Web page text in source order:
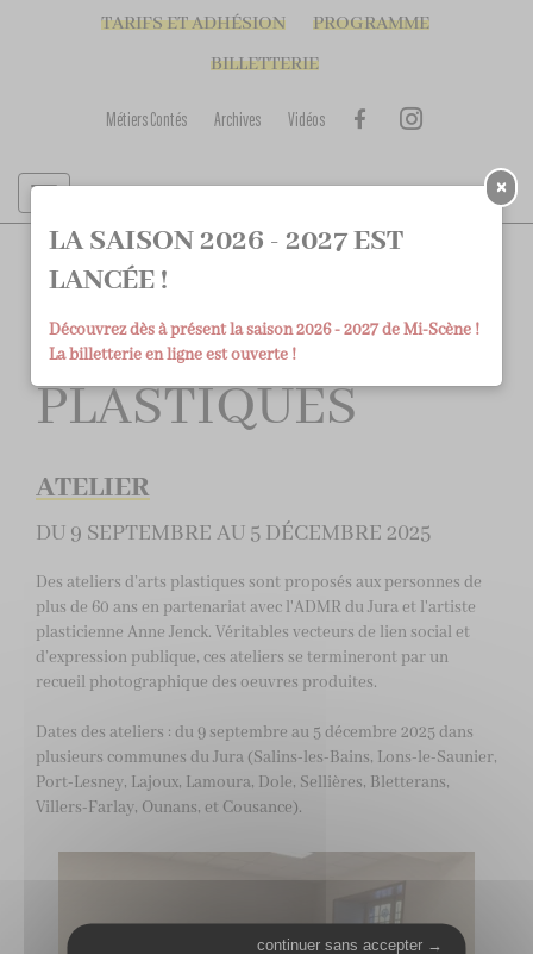
TARIFS ET ADHÉSION
PROGRAMME
BILLETTERIE
Métiers Contés Archives Vidéos
ATELIERS D'ARTS
PLASTIQUES
ATELIER
DU 9 SEPTEMBRE AU 5 DÉCEMBRE 2025
Des ateliers d’arts plastiques sont proposés aux personnes de
plus de 60 ans en partenariat avec l'ADMR du Jura et l'artiste
plasticienne Anne Jenck. Véritables vecteurs de lien social et
d’expression publique, ces ateliers se termineront par un
recueil photographique des oeuvres produites.
Dates des ateliers : du 9 septembre au 5 décembre 2025 dans
plusieurs communes du Jura (Salins-les-Bains, Lons-le-Saunier,
Port-Lesney, Lajoux, Lamoura, Dole, Sellières, Bletterans,
Villers-Farlay, Ounans, et Cousance).
×
LA SAISON 2026 - 2027 EST
LANCÉE !
Découvrez dès à présent la saison 2026 - 2027 de Mi-Scène !
La billetterie en ligne est ouverte !
continuer sans accepter →